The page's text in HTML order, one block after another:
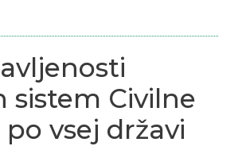
sistem Civilne
vsej državi